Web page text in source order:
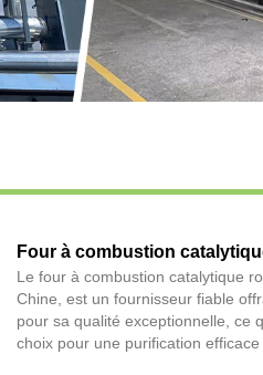
Four à combustion
Le four à combustion catalytique
Chine, est un fournisseur fiable
pour sa qualité exceptionnelle, ce
choix pour une purification